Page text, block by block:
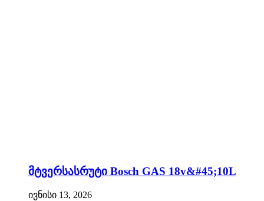
მტვერსასრუტი Bosch GAS 18v&#45;10L
ივნისი 13, 2026